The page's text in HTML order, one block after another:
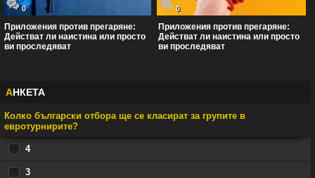
0
Приложения против прегаряне:
Действат ли наистина или просто
ви проследяват
0
Приложения против прегаряне:
Действат ли наистина или просто
ви проследяват
АНКЕТА
Колко български отбора ще се класират за групите в
евротурнирите?
4
3